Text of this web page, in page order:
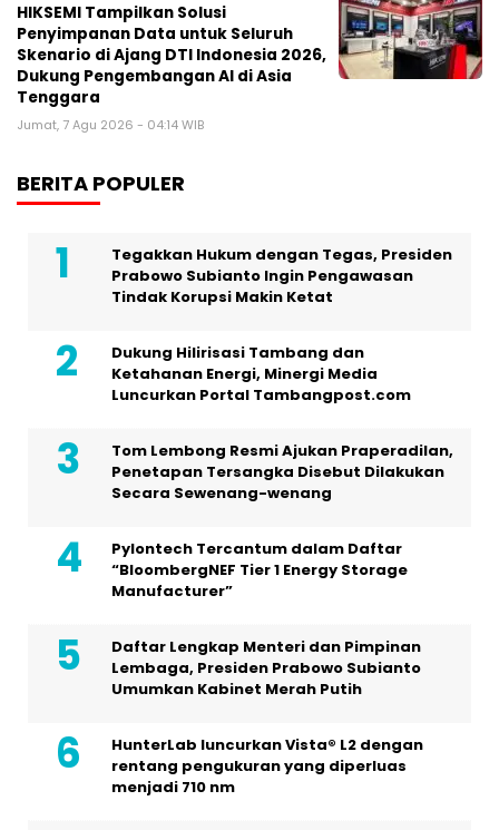
HIKSEMI Tampilkan Solusi
Penyimpanan Data untuk Seluruh
Skenario di Ajang DTI Indonesia 2026,
Dukung Pengembangan AI di Asia
Tenggara
Jumat, 7 Agu 2026 - 04:14 WIB
BERITA POPULER
Tegakkan Hukum dengan Tegas, Presiden
Prabowo Subianto Ingin Pengawasan
Tindak Korupsi Makin Ketat
Dukung Hilirisasi Tambang dan
Ketahanan Energi, Minergi Media
Luncurkan Portal Tambangpost.com
Tom Lembong Resmi Ajukan Praperadilan,
Penetapan Tersangka Disebut Dilakukan
Secara Sewenang-wenang
Pylontech Tercantum dalam Daftar
“BloombergNEF Tier 1 Energy Storage
Manufacturer”
Daftar Lengkap Menteri dan Pimpinan
Lembaga, Presiden Prabowo Subianto
Umumkan Kabinet Merah Putih
HunterLab luncurkan Vista® L2 dengan
rentang pengukuran yang diperluas
menjadi 710 nm